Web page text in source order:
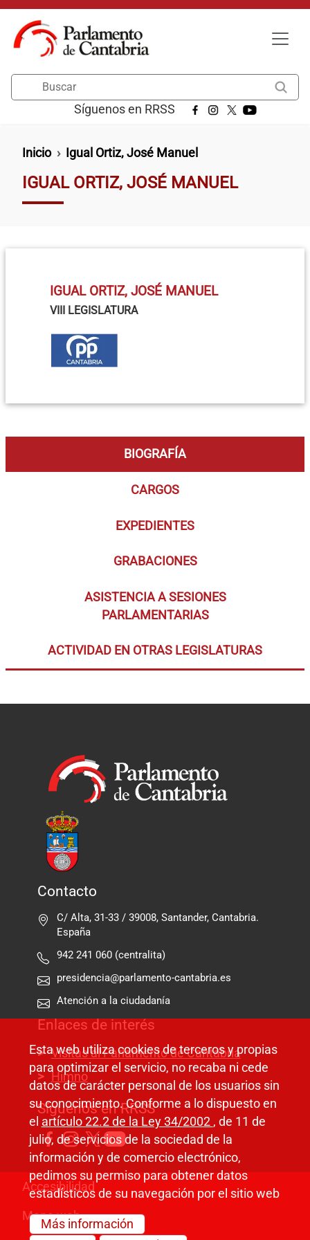
Pasar al contenido principal
Síguenos en RRSS
Ruta de navegación
Inicio Igual Ortiz, José Manuel
IGUAL ORTIZ, JOSÉ MANUEL
IGUAL ORTIZ, JOSÉ MANUEL
VIII LEGISLATURA
BIOGRAFÍA
CARGOS
EXPEDIENTES
GRABACIONES
ASISTENCIA A SESIONES
PARLAMENTARIAS
ACTIVIDAD EN OTRAS LEGISLATURAS
Contacto
C/ Alta, 31-33 / 39008, Santander, Cantabria.
España
942 241 060 (centralita)
presidencia@parlamento-cantabria.es
Atención a la ciudadanía
Enlaces de interés
Visitas al Parlamento de Cantabria
Himno
Síguenos en RRSS
Pie de página
Accesibilidad
Mapa web
Esta web utiliza cookies de terceros y propias
para optimizar el servicio, no recaba ni cede
datos de carácter personal de los usuarios sin
su conocimiento. Conforme a lo dispuesto en
el artículo 22.2 de la Ley 34/2002 , de 11 de
julio, de servicios de la sociedad de la
información y de comercio electrónico,
pedimos su permiso para obtener datos
estadísticos de su navegación por el sitio web
Más información